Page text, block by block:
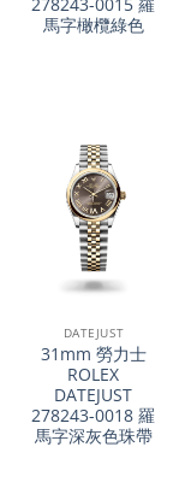
馬字橄欖綠色
DATEJUST
31mm 勞力士
ROLEX
DATEJUST
278243-0018 羅
馬字深灰色珠帶